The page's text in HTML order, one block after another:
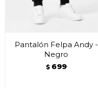
Pantalón Felpa Andy -
Negro
$ 699